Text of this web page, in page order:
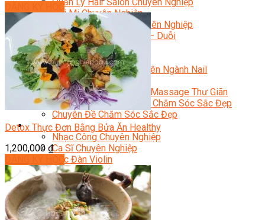
Nối Mi Chuyên Nghiệp
Quản Lý Nail Salon Chuyên Nghiệp
Kỹ Thuật Nhuộm – Uốn – Duỗi
Nail Salon Định Cư
Kinh Doanh Nail Box
Train The Trainer – Chuyên Ngành Nail
Chăm Sóc Mẹ Và Bé
Gội Đầu Dưỡng Sinh Và Massage Thư Giãn
Marketing Online Ngành Chăm Sóc Sắc Đẹp
Chuyên Đề Chăm Sóc Sắc Đẹp
Âm Nhạc
Nhạc Công Chuyên Nghiệp
Ca Sĩ Chuyên Nghiệp
Học Đàn Violin
Học Violin Cover
Học Đàn Piano
Học Piano Đệm Hát
Học Piano Trẻ Em
Học Đàn Guitar
Detox Thực Đơn Bằng Bửa Ăn Healthy
1,200,000 ₫